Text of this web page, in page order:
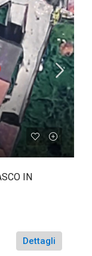
IN
Dettagli